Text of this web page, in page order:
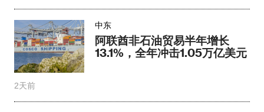
中东
阿联酋非石油贸易半年增长
13.1%，全年冲击1.05万亿美元
2天前